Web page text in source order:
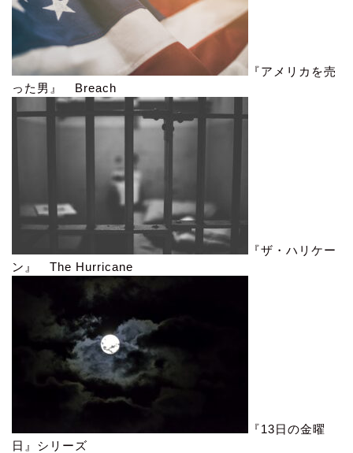
『アメリカを売
った男』 Breach
『ザ・ハリケー
ン』 The Hurricane
『13日の金曜
日』シリーズ